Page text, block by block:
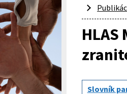
Slovník